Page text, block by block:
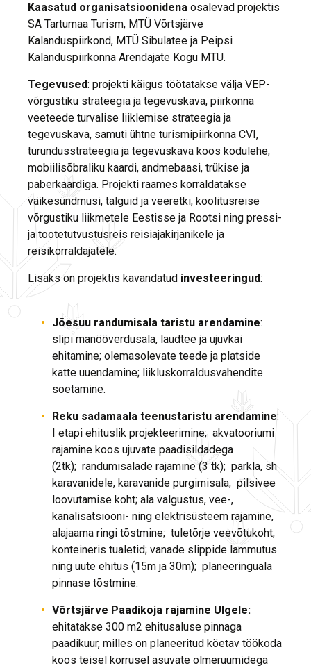
Kaasatud organisatsioonidena osalevad projektis
SA Tartumaa Turism, MTÜ Võrtsjärve
Kalanduspiirkond, MTÜ Sibulatee ja Peipsi
Kalanduspiirkonna Arendajate Kogu MTÜ.
Tegevused: projekti käigus töötatakse välja VEP-
võrgustiku strateegia ja tegevuskava, piirkonna
veeteede turvalise liiklemise strateegia ja
tegevuskava, samuti ühtne turismipiirkonna CVI,
turundusstrateegia ja tegevuskava koos kodulehe,
mobiilisõbraliku kaardi, andmebaasi, trükise ja
paberkaardiga. Projekti raames korraldatakse
väikesündmusi, talguid ja veeretki, koolitusreise
võrgustiku liikmetele Eestisse ja Rootsi ning pressi-
ja tootetutvustusreis reisiajakirjanikele ja
reisikorraldajatele.
Lisaks on projektis kavandatud investeeringud:
Jõesuu randumisala taristu arendamine:
slipi manööverdusala, laudtee ja ujuvkai
ehitamine; olemasolevate teede ja platside
katte uuendamine; liikluskorraldusvahendite
soetamine.
Reku sadamaala teenustaristu arendamine:
I etapi ehituslik projekteerimine; akvatooriumi
rajamine koos ujuvate paadisildadega
(2tk); randumisalade rajamine (3 tk); parkla, sh
karavanidele, karavanide purgimisala; pilsivee
loovutamise koht; ala valgustus, vee-,
kanalisatsiooni- ning elektrisüsteem rajamine,
alajaama ringi tõstmine; tuletõrje veevõtukoht;
konteineris tualetid; vanade slippide lammutus
ning uute ehitus (15m ja 30m); planeeringuala
pinnase tõstmine.
Võrtsjärve Paadikoja rajamine Ulgele:
ehitatakse 300 m2 ehitusaluse pinnaga
paadikuur, milles on planeeritud köetav töökoda
koos teisel korrusel asuvate olmeruumidega